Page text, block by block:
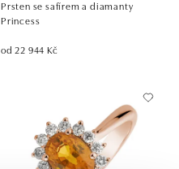
Prsten se safírem a diamanty
Princess
od 22 944 Kč